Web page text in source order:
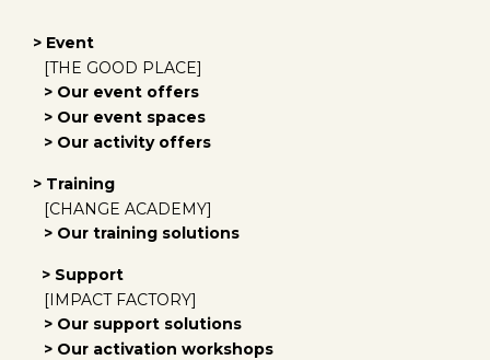
> Event
[THE GOOD PLACE]
> Our event offers
> Our event spaces
> Our activity offers
> Training
[CHANGE ACADEMY]
> Our training solutions
> Support
[IMPACT FACTORY]
> Our support solutions
> Our activation workshops